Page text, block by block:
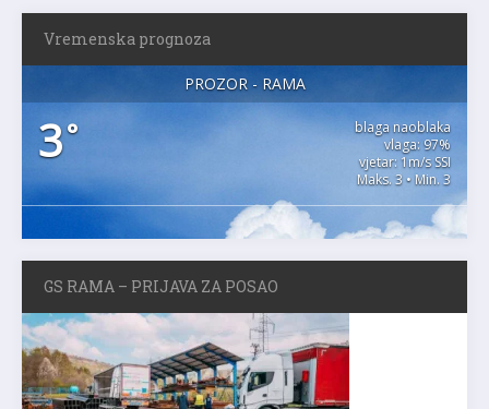
Vremenska prognoza
PROZOR - RAMA
3°
blaga naoblaka
vlaga: 97%
vjetar: 1m/s SSI
Maks. 3 • Min. 3
GS RAMA – PRIJAVA ZA POSAO